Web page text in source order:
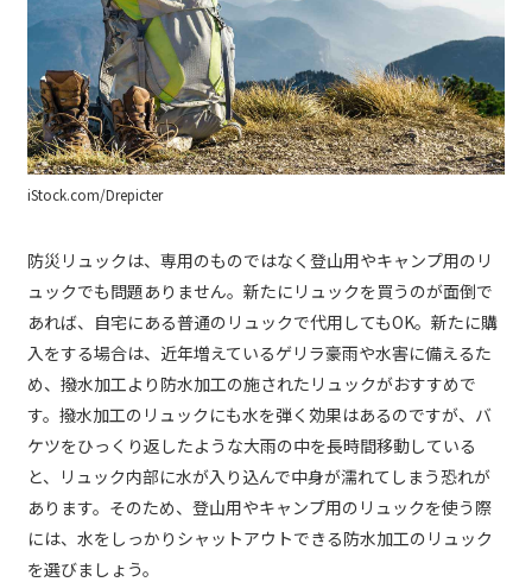
iStock.com/Drepicter
防災リュックは、専用のものではなく登山用やキャンプ用のリ
ュックでも問題ありません。新たにリュックを買うのが面倒で
あれば、自宅にある普通のリュックで代用してもOK。新たに購
入をする場合は、近年増えているゲリラ豪雨や水害に備えるた
め、撥水加工より防水加工の施されたリュックがおすすめで
す。撥水加工のリュックにも水を弾く効果はあるのですが、バ
ケツをひっくり返したような大雨の中を長時間移動している
と、リュック内部に水が入り込んで中身が濡れてしまう恐れが
あります。そのため、登山用やキャンプ用のリュックを使う際
には、水をしっかりシャットアウトできる防水加工のリュック
を選びましょう。